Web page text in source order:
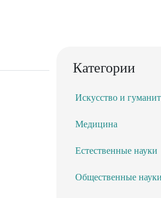
Категории
Искусство и
Медицина
Естественные науки
Общественные науки